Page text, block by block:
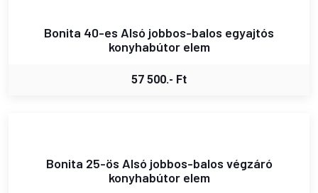
Bonita 40-es Alsó jobbos-balos egyajtós
konyhabútor elem
57 500.- Ft
Bonita 25-ös Alsó jobbos-balos végzáró
konyhabútor elem